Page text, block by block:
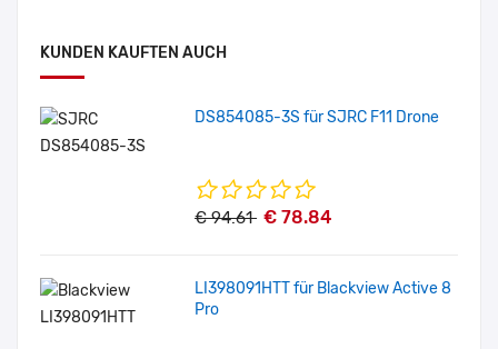
KUNDEN KAUFTEN AUCH
DS854085-3S für SJRC F11 Drone
€ 94.61 € 78.84
LI398091HTT für Blackview Active 8
Pro